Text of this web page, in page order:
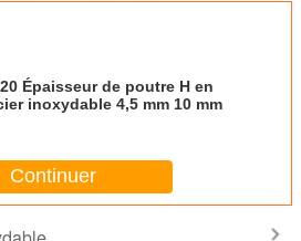
Épaisseur de poutre H en
inoxydable 4,5 mm 10 mm
Continuer